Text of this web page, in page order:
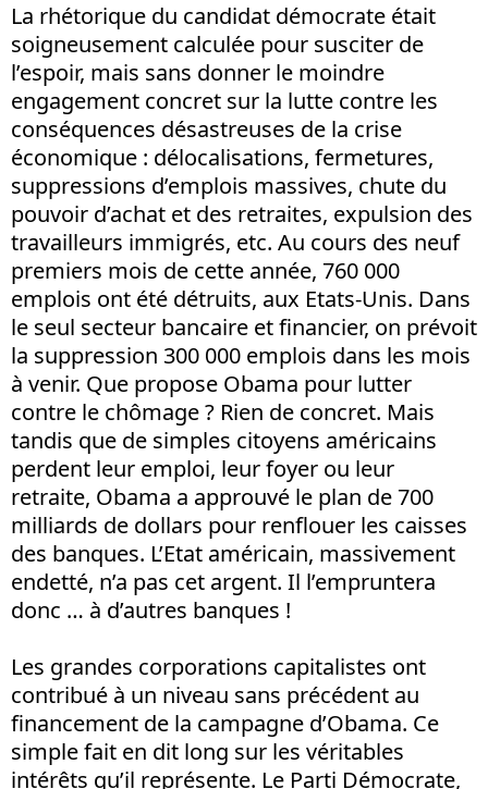
La rhétorique du candidat démocrate était
soigneusement calculée pour susciter de
l’espoir, mais sans donner le moindre
engagement concret sur la lutte contre les
conséquences désastreuses de la crise
économique : délocalisations, fermetures,
suppressions d’emplois massives, chute du
pouvoir d’achat et des retraites, expulsion des
travailleurs immigrés, etc. Au cours des neuf
premiers mois de cette année, 760 000
emplois ont été détruits, aux Etats-Unis. Dans
le seul secteur bancaire et financier, on prévoit
la suppression 300 000 emplois dans les mois
à venir. Que propose Obama pour lutter
contre le chômage ? Rien de concret. Mais
tandis que de simples citoyens américains
perdent leur emploi, leur foyer ou leur
retraite, Obama a approuvé le plan de 700
milliards de dollars pour renflouer les caisses
des banques. L’Etat américain, massivement
endetté, n’a pas cet argent. Il l’empruntera
donc … à d’autres banques !
Les grandes corporations capitalistes ont
contribué à un niveau sans précédent au
financement de la campagne d’Obama. Ce
simple fait en dit long sur les véritables
intérêts qu’il représente. Le Parti Démocrate,